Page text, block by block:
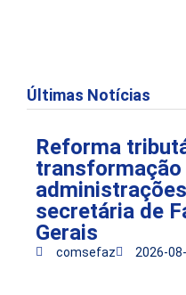
Últimas Notícias
Reforma
transformação
secretária de
Gerais
comsefaz 2026-